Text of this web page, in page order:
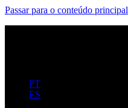
Passar para o conteúdo principal
PT
ES